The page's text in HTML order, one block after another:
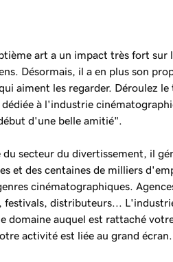
art a un impact très fort sur
Désormais, il a en plus son
aiment les regarder. Déroulez
à l'industrie
d'une belle amitié".
secteur du divertissement, il
et des centaines de milliers
cinématographiques.
distributeurs...
domaine auquel est rattaché
activité est liée au grand écran.